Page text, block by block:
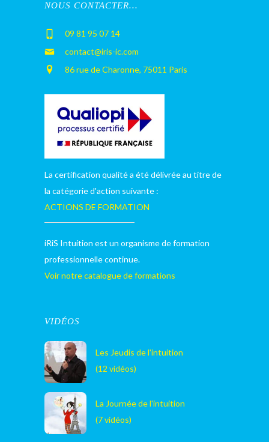
NOUS CONTACTER…
09 81 95 07 14
contact@iris-ic.com
86 rue de Charonne, 75011 Paris
La certification qualité a été délivrée au titre de
la catégorie d'action suivante :
ACTIONS DE FORMATION
iRiS Intuition est un organisme de formation
professionnelle continue.
Voir notre catalogue de formations
VIDÉOS
Les Jeudis de l'intuition
(12 vidéos)
La Journée de l'intuition
(7 vidéos)